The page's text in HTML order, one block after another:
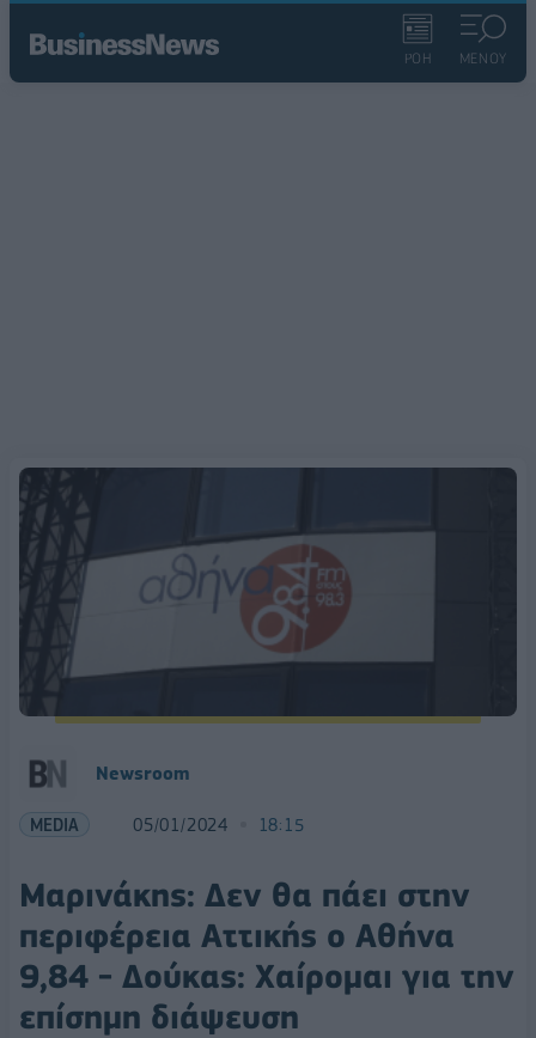
ΡΟΗ ΜΕΝΟΥ
Newsroom
MEDIA 05/01/2024 18:15
Μαρινάκης: Δεν θα πάει στην
περιφέρεια Αττικής ο Αθήνα
9,84 - Δούκας: Χαίρομαι για την
επίσημη διάψευση